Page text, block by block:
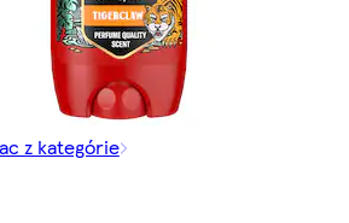
z kategórie